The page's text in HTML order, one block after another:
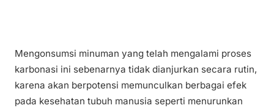
Mengonsumsi minuman yang telah mengalami proses
karbonasi ini sebenarnya tidak dianjurkan secara rutin,
karena akan berpotensi memunculkan berbagai efek
pada kesehatan tubuh manusia seperti menurunkan